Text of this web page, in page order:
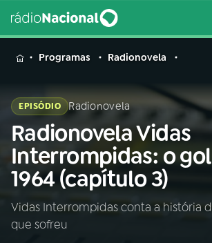
MENU
Buscar
na
Rádio
Nacional
Buscar
AO VIVO
Programas Radionovela
EPISÓDIO Radionovela
Radionovela Vidas
Interrompidas: o
1964 (capítulo 3)
Vidas Interrompidas conta a história
que sofreu